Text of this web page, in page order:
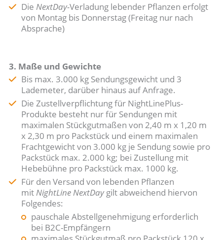
DieNextDay-Verladung lebender Pflanzen erfolgt
von Montag bis Donnerstag (Freitag nur nach
Absprache)
3. Maße und Gewichte
Bis max. 3.000 kg Sendungsgewicht und 3
Lademeter, darüber hinaus auf Anfrage.
Die Zustellverpflichtung für NightLinePlus-
Produkte besteht nur für Sendungen mit
maximalen Stückgutmaßen von 2,40 m x 1,20 m
x 2,30 m pro Packstück und einem maximalen
Frachtgewicht von 3.000 kg je Sendung sowie pro
Packstück max. 2.000 kg; bei Zustellung mit
Hebebühne pro Packstück max. 1000 kg.
Für den Versand von lebenden Pflanzen
mitNightLine NextDaygilt abweichend hiervon
Folgendes:
pauschale Abstellgenehmigung erforderlich
bei B2C-Empfängern